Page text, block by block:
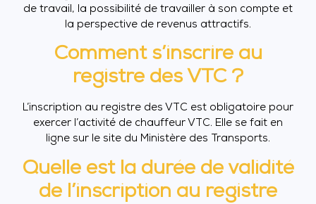
de travail, la possibilité de travailler à son compte et
la perspective de revenus attractifs.
Comment s’inscrire au
registre des VTC ?
L’inscription au registre des VTC est obligatoire pour
exercer l’activité de chauffeur VTC. Elle se fait en
ligne sur le site du Ministère des Transports.
Quelle est la durée de validité
de l’inscription au registre